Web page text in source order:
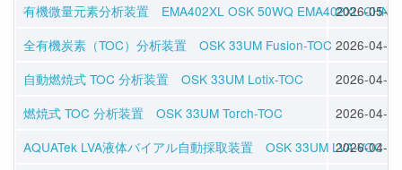
有機微量元素分析装置 EMA402XL OSK 50WQ EMA402XL CHNS
2026-05-01
全有機炭素（TOC）分析装置 OSK 33UM Fusion-TOC 2026-04-16
自動燃焼式 TOC 分析装置 OSK 33UM Lotix-TOC
2026-04-16
燃焼式 TOC 分析装置 OSK 33UM Torch-TOC
2026-04-16
AQUATek LVA液体バイアル自動採取装置 OSK 33UM LVA-VOC
2026-04-16